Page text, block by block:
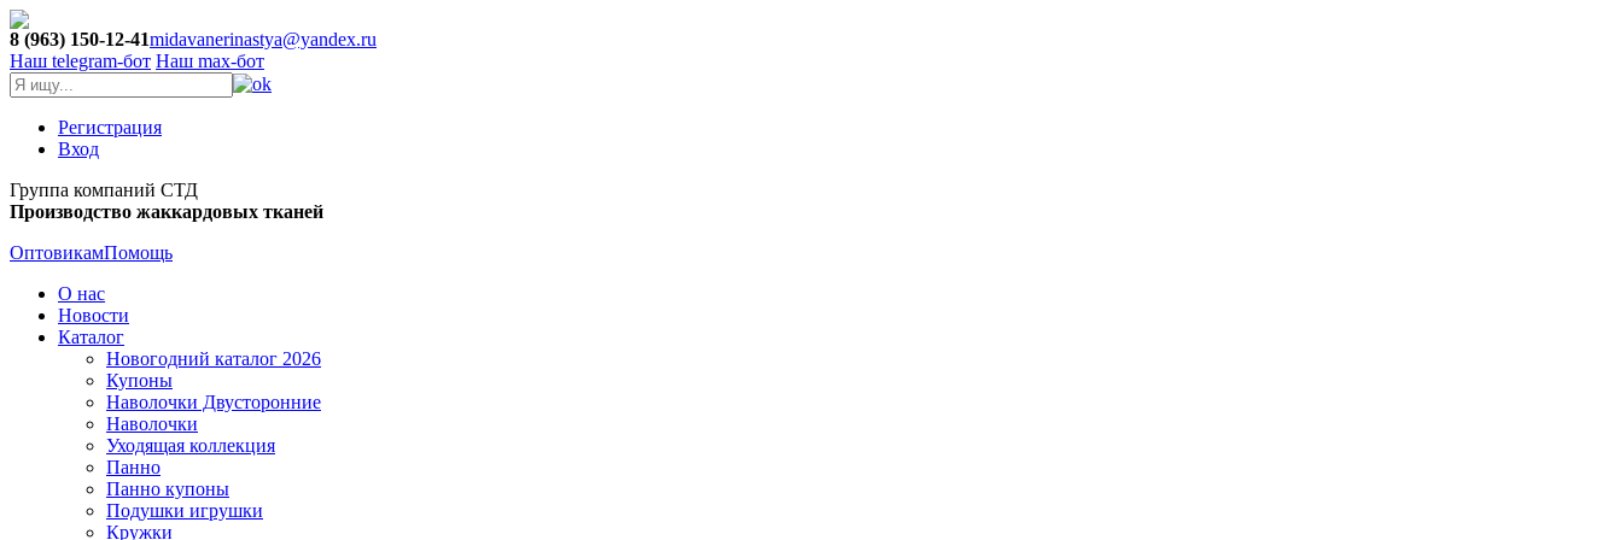
8 (963) 150-12-41midavanerinastya@yandex.ru
Наш telegram-бот Наш max-бот
Регистрация
Вход
Группа компаний СТД
Производство жаккардовых тканей
ОптовикамПомощь
О нас
Новости
Каталог
Новогодний каталог 2026
Купоны
Наволочки Двусторонние
Наволочки
Уходящая коллекция
Панно
Панно купоны
Подушки игрушки
Кружки